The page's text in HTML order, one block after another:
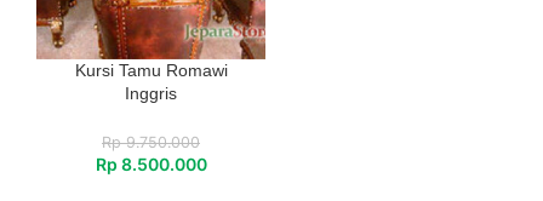
Kursi Tamu Romawi
Inggris
Rp9.750.000
Rp 8.500.000